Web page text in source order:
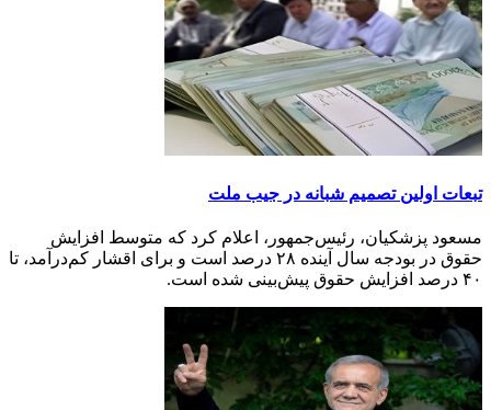
تبعات اولین تصمیم شبانه در جیب ملت
مسعود پزشکیان، رئیس‌جمهور، اعلام کرد که متوسط افزایش
حقوق در بودجه سال آینده ۲۸ درصد است و برای اقشار کم‌درآمد، تا
۴۰ درصد افزایش حقوق پیش‌بینی شده است.